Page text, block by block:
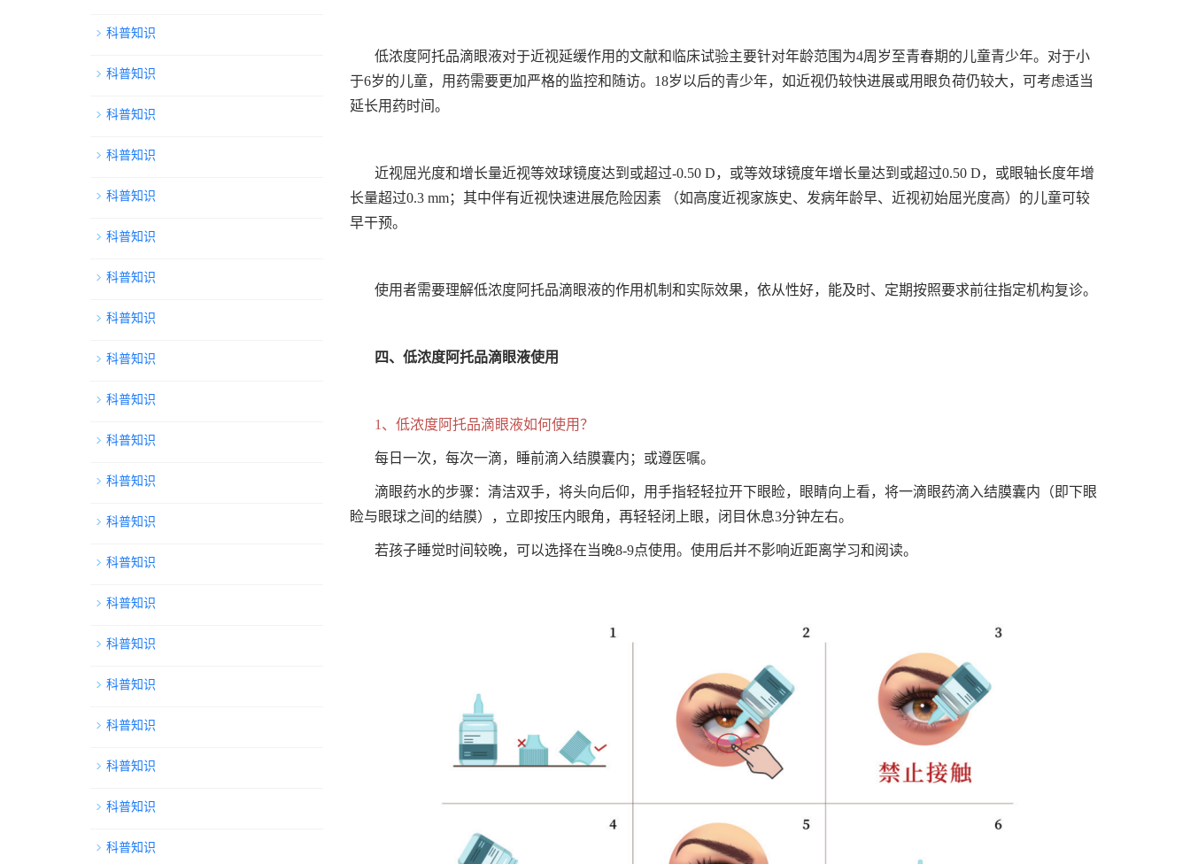
低浓度阿托品滴眼液对于近视延缓作用的文献和临床试验主要针对年龄范围为4周岁至青春期的儿童青少年。对于小
于6岁的儿童，用药需要更加严格的监控和随访。18岁以后的青少年，如近视仍较快进展或用眼负荷仍较大，可考虑适当
延长用药时间。
近视屈光度和增长量近视等效球镜度达到或超过-0.50 D，或等效球镜度年增长量达到或超过0.50 D，或眼轴长度年增
长量超过0.3 mm；其中伴有近视快速进展危险因素 （如高度近视家族史、发病年龄早、近视初始屈光度高）的儿童可较
早干预。
使用者需要理解低浓度阿托品滴眼液的作用机制和实际效果，依从性好，能及时、定期按照要求前往指定机构复诊。
四、低浓度阿托品滴眼液使用
1、低浓度阿托品滴眼液如何使用？
每日一次，每次一滴，睡前滴入结膜囊内；或遵医嘱。
滴眼药水的步骤：清洁双手，将头向后仰，用手指轻轻拉开下眼睑，眼睛向上看，将一滴眼药滴入结膜囊内（即下眼
睑与眼球之间的结膜），立即按压内眼角，再轻轻闭上眼，闭目休息3分钟左右。
若孩子睡觉时间较晚，可以选择在当晚8-9点使用。使用后并不影响近距离学习和阅读。
科普知识
科普知识
科普知识
科普知识
科普知识
科普知识
科普知识
科普知识
科普知识
科普知识
科普知识
科普知识
科普知识
科普知识
科普知识
科普知识
科普知识
科普知识
科普知识
科普知识
科普知识